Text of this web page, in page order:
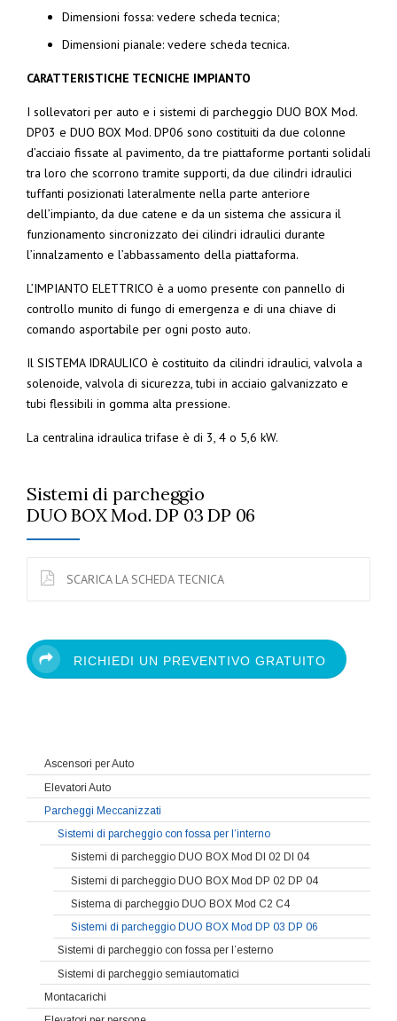
Dimensioni fossa: vedere scheda tecnica;
Dimensioni pianale: vedere scheda tecnica.
CARATTERISTICHE TECNICHE IMPIANTO
I sollevatori per auto e i sistemi di parcheggio DUO BOX Mod.
DP03 e DUO BOX Mod. DP06 sono costituiti da due colonne
d’acciaio fissate al pavimento, da tre piattaforme portanti solidali
tra loro che scorrono tramite supporti, da due cilindri idraulici
tuffanti posizionati lateralmente nella parte anteriore
dell’impianto, da due catene e da un sistema che assicura il
funzionamento sincronizzato dei cilindri idraulici durante
l’innalzamento e l’abbassamento della piattaforma.
L’IMPIANTO ELETTRICO è a uomo presente con pannello di
controllo munito di fungo di emergenza e di una chiave di
comando asportabile per ogni posto auto.
Il SISTEMA IDRAULICO è costituito da cilindri idraulici, valvola a
solenoide, valvola di sicurezza, tubi in acciaio galvanizzato e
tubi flessibili in gomma alta pressione.
La centralina idraulica trifase è di 3, 4 o 5,6 kW.
Sistemi di parcheggio
DUO BOX Mod. DP 03 DP 06
SCARICA LA SCHEDA TECNICA
RICHIEDI UN PREVENTIVO GRATUITO
Ascensori per Auto
Elevatori Auto
Parcheggi Meccanizzati
Sistemi di parcheggio con fossa per l’interno
Sistemi di parcheggio DUO BOX Mod DI 02 DI 04
Sistemi di parcheggio DUO BOX Mod DP 02 DP 04
Sistema di parcheggio DUO BOX Mod C2 C4
Sistemi di parcheggio DUO BOX Mod DP 03 DP 06
Sistemi di parcheggio con fossa per l’esterno
Sistemi di parcheggio semiautomatici
Montacarichi